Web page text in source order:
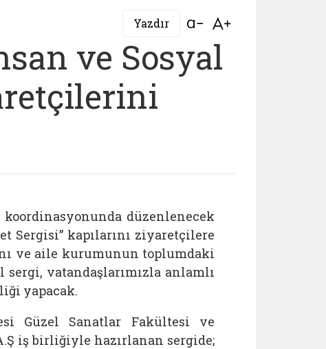
Yazdır Bağlantıyı aç
ve Sosyal
düzenlenecek
Sergisi” kapılarını ziyaretçilere
ve aile kurumunun toplumdaki
vatandaşlarımızla anlamlı
yapacak.
Güzel Sanatlar Fakültesi ve
iş birliğiyle hazırlanan sergide;